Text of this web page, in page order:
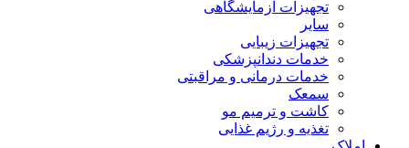
تجهیزات آزمایشگاهی
سایر
تجهیزات زیبایی
خدمات دندانپزشکی
خدمات درمانی و مراقبتی
سمعک
کاشت و ترمیم مو
تغذیه و رژیم غذایی